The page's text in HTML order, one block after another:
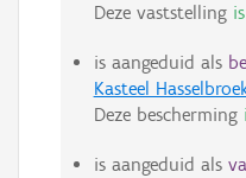
Deze vaststelling
is aangeduid als
Kasteel
Deze bescherming
is aangeduid als